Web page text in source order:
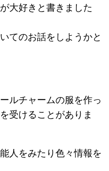
大好きと書きました
てのお話をしようかと
ルチャームの服を作っ
受けることがありま
人をみたり色々情報を